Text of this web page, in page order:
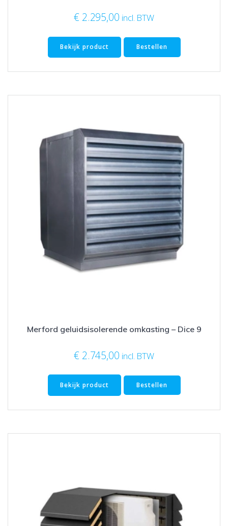
€ 2.295,00 incl. BTW
Bekijk product Bestellen
Merford geluidsisolerende omkasting – Dice 9
€ 2.745,00 incl. BTW
Bekijk product Bestellen